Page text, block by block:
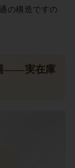
の構造ですの
——実在庫